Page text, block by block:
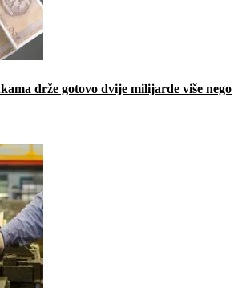
drže gotovo dvije milijarde više nego